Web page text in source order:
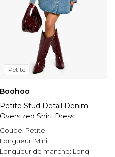
Petite
Boohoo
Petite Stud Detail Denim
Oversized Shirt Dress
Coupe: Petite
Longueur: Mini
Longueur de manche: Long